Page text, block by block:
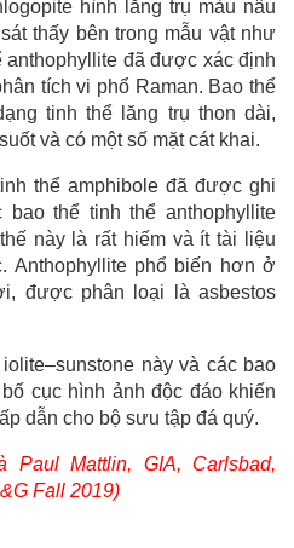
hình lăng trụ màu nâu
thấy bên trong mẫu vật như
anthophyllite đã được xác định
tích vi phổ Raman. Bao thể
tinh thể lăng trụ thon dài,
và có một số mặt cát khai.
thể amphibole đã được ghi
thể tinh thể anthophyllite
này là rất hiếm và ít tài liệu
Anthophyllite phổ biến hơn ở
được phân loại là asbestos
này và các bao
cục hình ảnh độc đáo khiến
dẫn cho bộ sưu tập đá quý.
Paul Mattlin, GIA, Carlsbad,
Fall 2019)